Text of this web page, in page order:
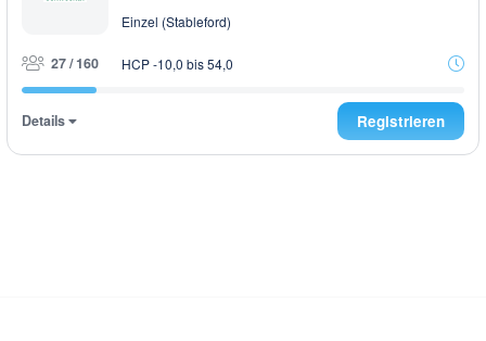
Einzel (Stableford)
27 / 160 HCP -10,0 bis 54,0
Details Registrieren